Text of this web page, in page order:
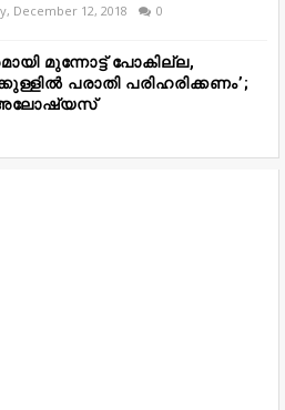
December 12, 2018 0
മുന്നോട്ട് പോകില്ല,
പരാതി പരിഹരിക്കണം’;
അലോഷ്യസ്